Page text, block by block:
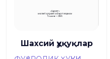
Шахсий ҳуқуқлар